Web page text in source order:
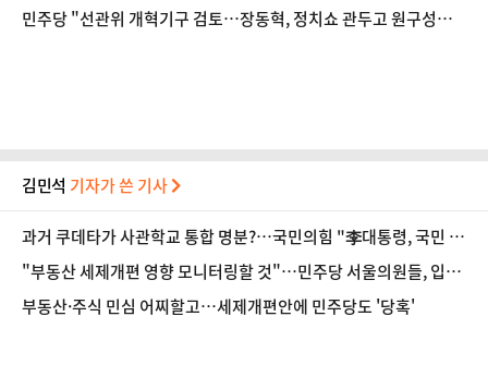
리
민주당 "선관위 개혁기구 검토…장동혁, 정치쇼 관두고 원구성부
김민석 기자가 쓴 기사
과거 쿠데타가 사관학교 통합 명분?…국민의힘 "李대통령, 국민 앞
에 설명하라"
"부동산 세제개편 영향 모니터링할 것"…민주당 서울의원들, 입법
논의 예고
부동산·주식 민심 어찌할고…세제개편안에 민주당도 '당혹'